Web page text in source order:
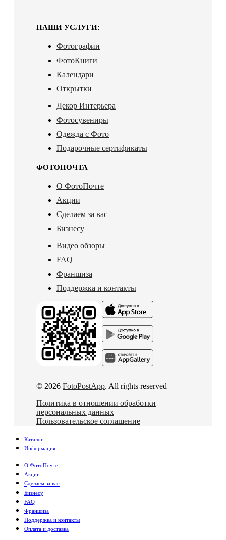
НАШИ УСЛУГИ:
Фотографии
ФотоКниги
Календари
Открытки
Декор Интерьера
Фотосувениры
Одежда с Фото
Подарочные сертификаты
ФОТОПОЧТА
О ФотоПочте
Акции
Сделаем за вас
Бизнесу
Видео обзоры
FAQ
Франшиза
Поддержка и контакты
© 2026 FotoPostApp. All rights reserved
Политика в отношении обработки
персональных данных
Пользовательское соглашение
Каталог
Информация
О ФотоПочте
Акции
Сделаем за вас
Бизнесу
FAQ
Франшиза
Поддержка и контакты
Оплата и доставка